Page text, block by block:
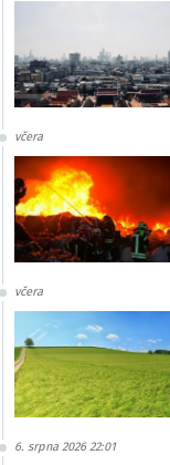
včera
včera
6. srpna 2026 22:01